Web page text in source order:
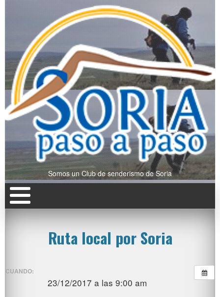
Somos un Club de senderismo de Soria
Ruta local por Soria
CUANDO:
23/12/2017 a las 9:00 am